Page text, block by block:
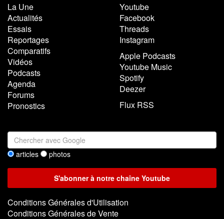
La Une
Actualités
Essais
Reportages
Comparatifs
Vidéos
Podcasts
Agenda
Forums
Pronostics
Youtube
Facebook
Threads
Instagram
Apple Podcasts
Youtube Music
Spotify
Deezer
Flux RSS
articles photos
Conditions Générales d'Utilisation
Conditions Générales de Vente